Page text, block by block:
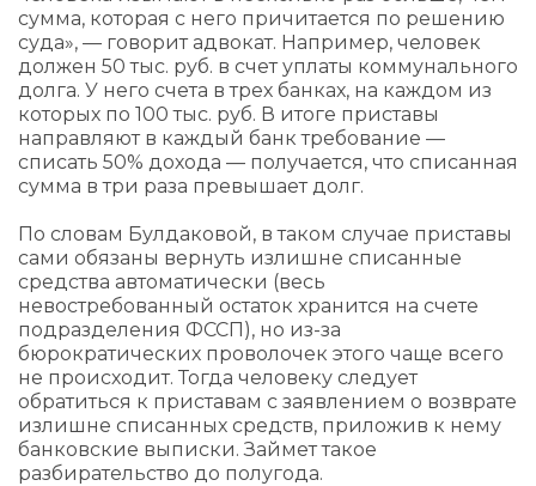
сумма, которая с него причитается по решению
суда», — говорит адвокат. Например, человек
должен 50 тыс. руб. в счет уплаты коммунального
долга. У него счета в трех банках, на каждом из
которых по 100 тыс. руб. В итоге приставы
направляют в каждый банк требование —
списать 50% дохода — получается, что списанная
сумма в три раза превышает долг.
По словам Булдаковой, в таком случае приставы
сами обязаны вернуть излишне списанные
средства автоматически (весь
невостребованный остаток хранится на счете
подразделения ФССП), но из-за
бюрократических проволочек этого чаще всего
не происходит. Тогда человеку следует
обратиться к приставам с заявлением о возврате
излишне списанных средств, приложив к нему
банковские выписки. Займет такое
разбирательство до полугода.